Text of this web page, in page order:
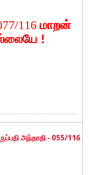
116 மாறன்
!
அந்தாதி - 055/116